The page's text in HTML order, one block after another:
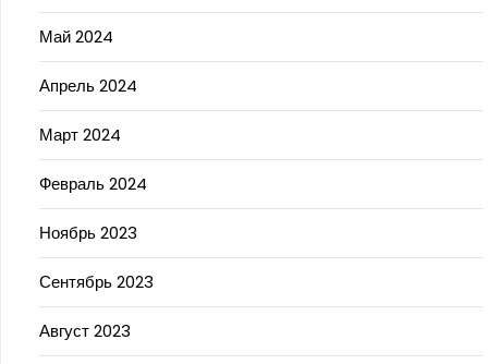
Май 2024
Апрель 2024
Март 2024
Февраль 2024
Ноябрь 2023
Сентябрь 2023
Август 2023